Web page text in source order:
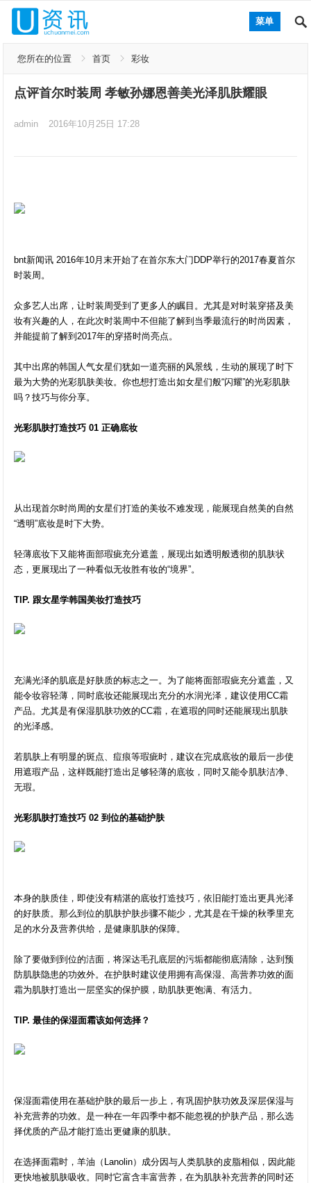
菜单
您所在的位置 首页 彩妆
点评首尔时装周 孝敏孙娜恩善美光泽肌肤耀眼
admin 2016年10月25日 17:28
bnt新闻讯 2016年10月末开始了在首尔东大门DDP举行的2017春夏首尔
时装周。
众多艺人出席，让时装周受到了更多人的瞩目。尤其是对时装穿搭及美
妆有兴趣的人，在此次时装周中不但能了解到当季最流行的时尚因素，
并能提前了解到2017年的穿搭时尚亮点。
其中出席的韩国人气女星们犹如一道亮丽的风景线，生动的展现了时下
最为大势的光彩肌肤美妆。你也想打造出如女星们般“闪耀”的光彩肌肤
吗？技巧与你分享。
光彩肌肤打造技巧 01 正确底妆
从出现首尔时尚周的女星们打造的美妆不难发现，能展现自然美的自然
“透明”底妆是时下大势。
轻薄底妆下又能将面部瑕疵充分遮盖，展现出如透明般透彻的肌肤状
态，更展现出了一种看似无妆胜有妆的“境界”。
TIP. 跟女星学韩国美妆打造技巧
充满光泽的肌底是好肤质的标志之一。为了能将面部瑕疵充分遮盖，又
能令妆容轻薄，同时底妆还能展现出充分的水润光泽，建议使用CC霜
产品。尤其是有保湿肌肤功效的CC霜，在遮瑕的同时还能展现出肌肤
的光泽感。
若肌肤上有明显的斑点、痘痕等瑕疵时，建议在完成底妆的最后一步使
用遮瑕产品，这样既能打造出足够轻薄的底妆，同时又能令肌肤洁净、
无瑕。
光彩肌肤打造技巧 02 到位的基础护肤
本身的肤质佳，即使没有精湛的底妆打造技巧，依旧能打造出更具光泽
的好肤质。那么到位的肌肤护肤步骤不能少，尤其是在干燥的秋季里充
足的水分及营养供给，是健康肌肤的保障。
除了要做到到位的洁面，将深达毛孔底层的污垢都能彻底清除，达到预
防肌肤隐患的功效外。在护肤时建议使用拥有高保湿、高营养功效的面
霜为肌肤打造出一层坚实的保护膜，助肌肤更饱满、有活力。
TIP. 最佳的保湿面霜该如何选择？
保湿面霜使用在基础护肤的最后一步上，有巩固护肤功效及深层保湿与
补充营养的功效。是一种在一年四季中都不能忽视的护肤产品，那么选
择优质的产品才能打造出更健康的肌肤。
在选择面霜时，羊油（Lanolin）成分因与人类肌肤的皮脂相似，因此能
更快地被肌肤吸收。同时它富含丰富营养，在为肌肤补充营养的同时还